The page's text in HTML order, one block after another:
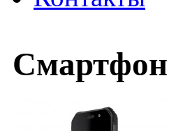
Смартфон